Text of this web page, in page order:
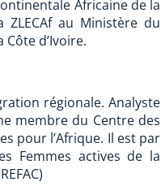
Africaine de la
ZLECAf au Ministère du
d’Ivoire.
régionale. Analyste
membre du Centre des
pour l’Afrique. Il est par
Femmes actives de la